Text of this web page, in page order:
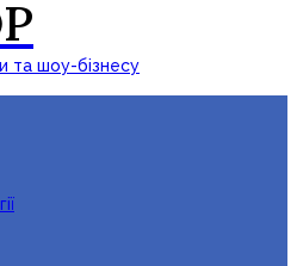
та шоу-бізнесу